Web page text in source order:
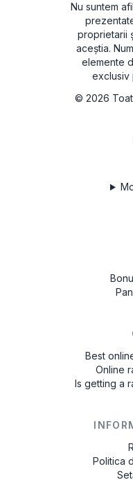
Nu suntem
proprietarii
aceștia.
elemente
exclusiv
© 2026
Best
Online
Is getting a
Politica